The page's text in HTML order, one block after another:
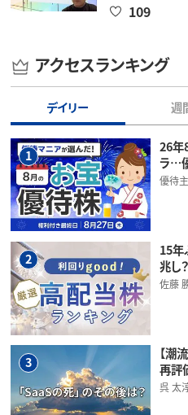
109
アクセスランキング
デイリー 週
1
26年
ラ…
優待
2
15年
兆し
佐藤
3
【潮
再評
呉 太